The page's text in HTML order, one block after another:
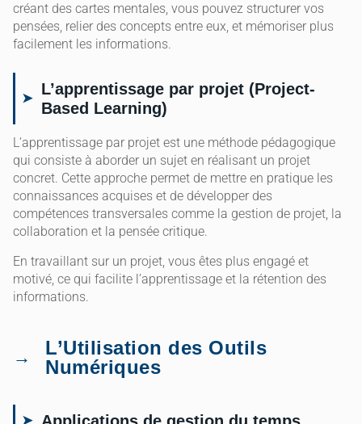
créant des cartes mentales, vous pouvez structurer vos
pensées, relier des concepts entre eux, et mémoriser plus
facilement les informations.
L’apprentissage par projet (Project-
Based Learning)
L’apprentissage par projet est une méthode pédagogique
qui consiste à aborder un sujet en réalisant un projet
concret. Cette approche permet de mettre en pratique les
connaissances acquises et de développer des
compétences transversales comme la gestion de projet, la
collaboration et la pensée critique.
En travaillant sur un projet, vous êtes plus engagé et
motivé, ce qui facilite l’apprentissage et la rétention des
informations.
L’Utilisation des Outils
Numériques